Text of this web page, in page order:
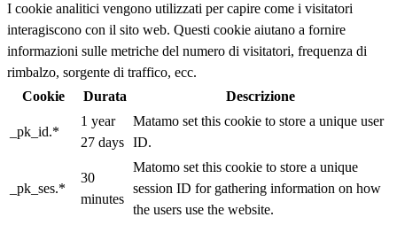
I cookie analitici vengono utilizzati per capire come i visitatori
interagiscono con il sito web. Questi cookie aiutano a fornire
informazioni sulle metriche del numero di visitatori, frequenza di
rimbalzo, sorgente di traffico, ecc.
Cookie
Durata Descrizione
_pk_id.*
1 year
27 days
Matamo set this cookie to store a unique user
ID.
_pk_ses.*
30
minutes
Matomo set this cookie to store a unique
session ID for gathering information on how
the users use the website.